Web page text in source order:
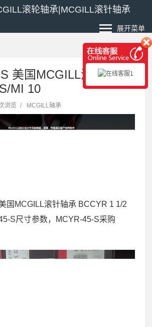
滚轮轴承|MCGILL滚针轴承
展开菜单
美国MCGILL滚针轴承
MI 10
浏览 / MCGILL轴承
国MCGILL滚针轴承 BCCYR 1 1/2
S尺寸参数，MCYR-45-S采购